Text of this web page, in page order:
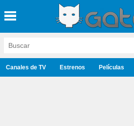
Canales de TV Estrenos Películas